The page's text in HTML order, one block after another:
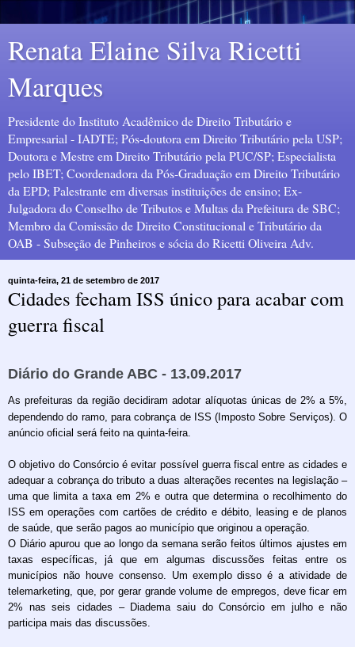
Renata Elaine Silva Ricetti
Marques
Presidente do Instituto Acadêmico de Direito Tributário e
Empresarial - IADTE; Pós-doutora em Direito Tributário pela USP;
Doutora e Mestre em Direito Tributário pela PUC/SP; Especialista
pelo IBET; Coordenadora da Pós-Graduação em Direito Tributário
da EPD; Palestrante em diversas instituições de ensino; Ex-
Julgadora do Conselho de Tributos e Multas da Prefeitura de SBC;
Membro da Comissão de Direito Constitucional e Tributário da
OAB - Subseção de Pinheiros e sócia do Ricetti Oliveira Adv.
quinta-feira, 21 de setembro de 2017
Cidades fecham ISS único para acabar com
guerra fiscal
Diário do Grande ABC - 13.09.2017
As prefeituras da região decidiram adotar alíquotas únicas de 2% a 5%,
dependendo do ramo, para cobrança de ISS (Imposto Sobre Serviços). O
anúncio oficial será feito na quinta-feira.
O objetivo do Consórcio é evitar possível guerra fiscal entre as cidades e
adequar a cobrança do tributo a duas alterações recentes na legislação –
uma que limita a taxa em 2% e outra que determina o recolhimento do
ISS em operações com cartões de crédito e débito, leasing e de planos
de saúde, que serão pagos ao município que originou a operação.
O Diário apurou que ao longo da semana serão feitos últimos ajustes em
taxas específicas, já que em algumas discussões feitas entre os
municípios não houve consenso. Um exemplo disso é a atividade de
telemarketing, que, por gerar grande volume de empregos, deve ficar em
2% nas seis cidades – Diadema saiu do Consórcio em julho e não
participa mais das discussões.